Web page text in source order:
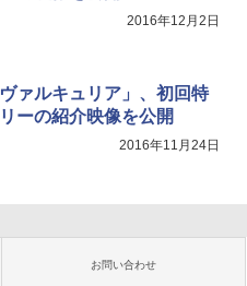
2016年12月2日
ァルキュリア」、初回特
ーの紹介映像を公開
2016年11月24日
お問い合わせ